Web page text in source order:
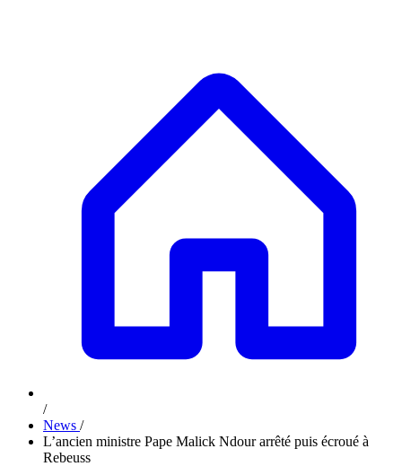
/
News /
L’ancien ministre Pape Malick Ndour arrêté puis écroué à
Rebeuss